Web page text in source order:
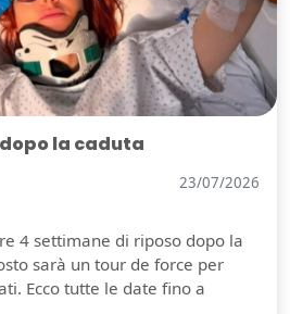
la caduta
23/07/2026
4 settimane di riposo dopo la
sarà un tour de force per
Ecco tutte le date fino a